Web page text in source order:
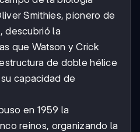
Smithies, pionero de
descubrió la
que Watson y Crick
de doble hélice
capacidad de
en 1959 la
reinos, organizando la